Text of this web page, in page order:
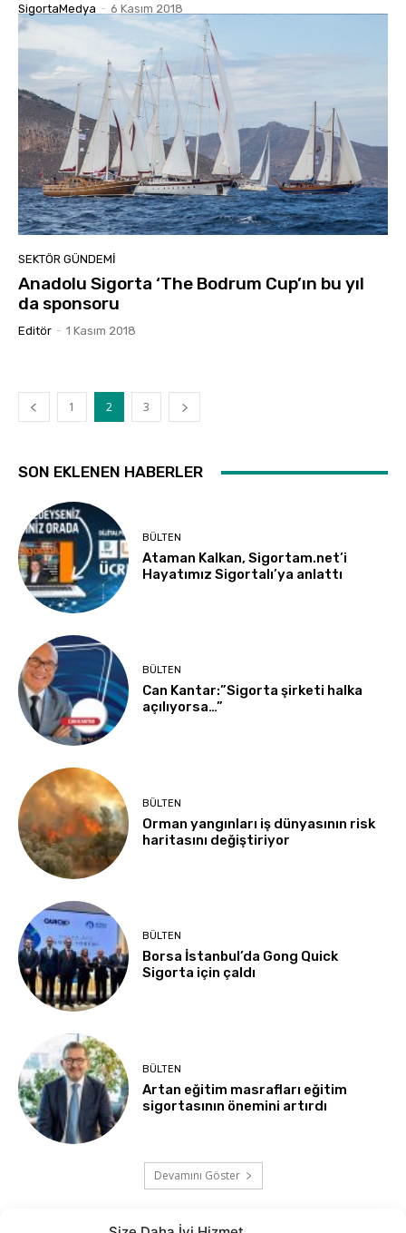
SigortaMedya - 6 Kasım 2018
SEKTÖR GÜNDEMİ
Anadolu Sigorta ‘The Bodrum Cup’ın bu yıl
da sponsoru
Editör - 1 Kasım 2018
1 2 3
SON EKLENEN HABERLER
BÜLTEN
Ataman Kalkan, Sigortam.net’i
Hayatımız Sigortalı’ya anlattı
BÜLTEN
Can Kantar:”Sigorta şirketi halka
açılıyorsa…”
BÜLTEN
Orman yangınları iş dünyasının risk
haritasını değiştiriyor
BÜLTEN
Borsa İstanbul’da Gong Quick
Sigorta için çaldı
BÜLTEN
Artan eğitim masrafları eğitim
sigortasının önemini artırdı
Devamını Göster